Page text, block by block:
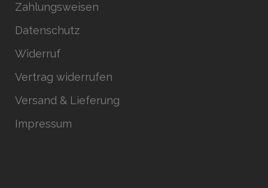
Zahlungsweisen
Datenschutz
Widerruf
Vertrag widerrufen
Versand & Lieferung
Impressum